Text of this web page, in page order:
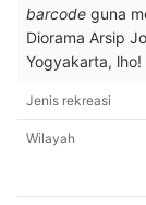
barcode guna
Diorama Arsip
Yogyakarta, lho!
Jenis rekreasi
Wilayah